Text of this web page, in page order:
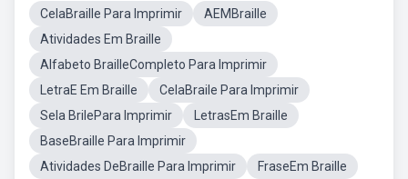
CelaBraille Para Imprimir
AEMBraille
Atividades Em Braille
Alfabeto BrailleCompleto Para Imprimir
LetraE Em Braille
CelaBraile Para Imprimir
Sela BrilePara Imprimir
LetrasEm Braille
BaseBraille Para Imprimir
Atividades DeBraille Para Imprimir
FraseEm Braille